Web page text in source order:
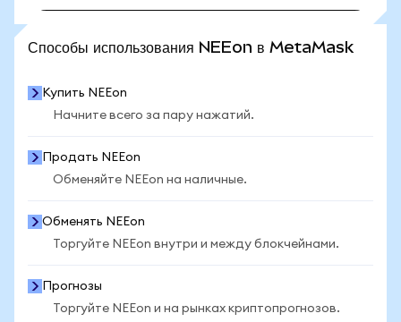
Способы использования NEEon в MetaMask
Купить NEEon
Начните всего за пару нажатий.
Продать NEEon
Обменяйте NEEon на наличные.
Обменять NEEon
Торгуйте NEEon внутри и между блокчейнами.
Прогнозы
Торгуйте NEEon и на рынках криптопрогнозов.